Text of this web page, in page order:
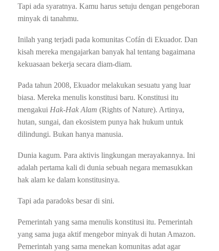
Tapi ada syaratnya. Kamu harus setuju dengan pengeboran
minyak di tanahmu.
Inilah yang terjadi pada komunitas Cofán di Ekuador. Dan
kisah mereka mengajarkan banyak hal tentang bagaimana
kekuasaan bekerja secara diam-diam.
Pada tahun 2008, Ekuador melakukan sesuatu yang luar
biasa. Mereka menulis konstitusi baru. Konstitusi itu
mengakui Hak-Hak Alam (Rights of Nature). Artinya,
hutan, sungai, dan ekosistem punya hak hukum untuk
dilindungi. Bukan hanya manusia.
Dunia kagum. Para aktivis lingkungan merayakannya. Ini
adalah pertama kali di dunia sebuah negara memasukkan
hak alam ke dalam konstitusinya.
Tapi ada paradoks besar di sini.
Pemerintah yang sama menulis konstitusi itu. Pemerintah
yang sama juga aktif mengebor minyak di hutan Amazon.
Pemerintah yang sama menekan komunitas adat agar